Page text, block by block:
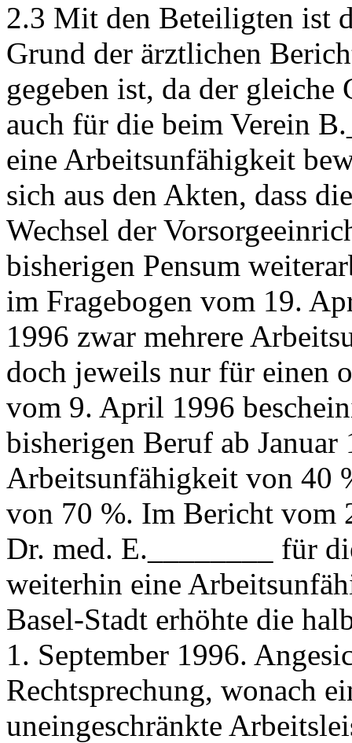
2.3 Mit den Beteiligten ist
Grund der ärztlichen
gegeben ist, da der gleiche
auch für die beim Verein
eine Arbeitsunfähigkeit
sich aus den Akten, dass
Wechsel der
bisherigen Pensum
im Fragebogen vom 19.
1996 zwar mehrere
doch jeweils nur für einen
vom 9. April 1996
bisherigen Beruf ab
Arbeitsunfähigkeit von 40
von 70 %. Im Bericht vom
Dr. med. E.________ für
weiterhin eine
Basel-Stadt erhöhte die
1. September 1996.
Rechtsprechung, wonach
uneingeschränkte